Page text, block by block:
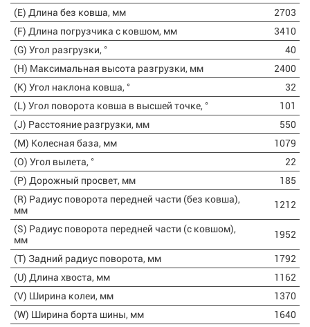
(E) Длина без ковша, мм
2703
(F) Длина погрузчика с ковшом, мм
3410
(G) Угол разгрузки, °
40
(H) Максимальная высота разгрузки, мм
2400
(K) Угол наклона ковша, °
32
(L) Угол поворота ковша в высшей точке, °
101
(J) Расстояние разгрузки, мм
550
(M) Колесная база, мм
1079
(O) Угол вылета, °
22
(P) Дорожный просвет, мм
185
(R) Радиус поворота передней части (без ковша),
мм
1212
(S) Радиус поворота передней части (с ковшом),
мм
1952
(T) Задний радиус поворота, мм
1792
(U) Длина хвоста, мм
1162
(V) Ширина колеи, мм
1370
(W) Ширина борта шины, мм
1640